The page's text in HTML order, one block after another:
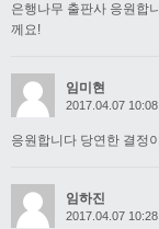
은행나무 출판사 응원합
께요!
임미현
2017.04.07
응원합니다 당연한 결정
임하진
2017.04.07